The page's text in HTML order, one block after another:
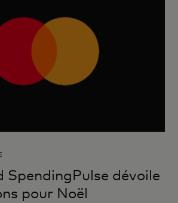
SpendingPulse dévoile
pour Noël